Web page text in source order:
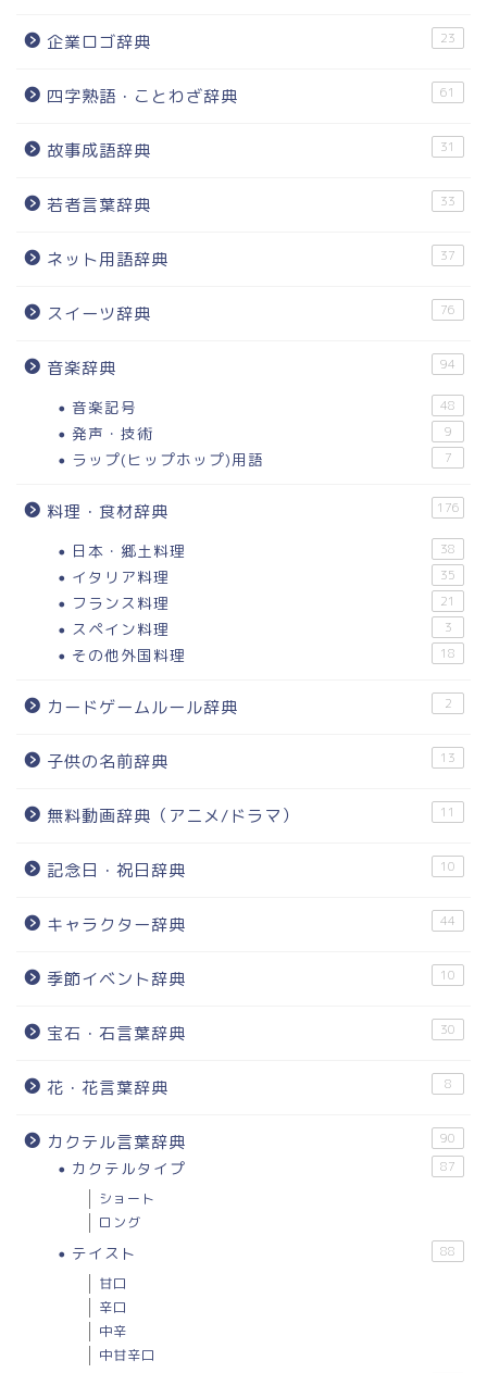
企業ロゴ辞典 23
四字熟語・ことわざ辞典 61
故事成語辞典 31
若者言葉辞典 33
ネット用語辞典 37
スイーツ辞典 76
音楽辞典 94
音楽記号 48
発声・技術 9
ラップ(ヒップホップ)用語 7
料理・食材辞典 176
日本・郷土料理 38
イタリア料理 35
フランス料理 21
スペイン料理 3
その他外国料理 18
カードゲームルール辞典 2
子供の名前辞典 13
無料動画辞典（アニメ/ドラマ） 11
記念日・祝日辞典 10
キャラクター辞典 44
季節イベント辞典 10
宝石・石言葉辞典 30
花・花言葉辞典 8
カクテル言葉辞典 90
カクテルタイプ 87
ショート
ロング
テイスト 88
甘口
辛口
中辛
中甘辛口